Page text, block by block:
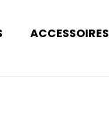
ACCESSOIRES